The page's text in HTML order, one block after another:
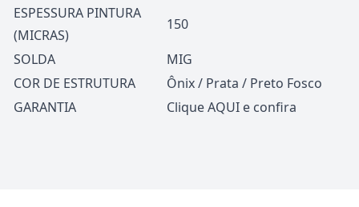
ESPESSURA PINTURA
(MICRAS)
150
SOLDA
MIG
COR DE ESTRUTURA
Ônix / Prata / Preto Fosco
GARANTIA
CliqueAQUI e confira